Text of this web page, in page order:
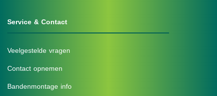
Service & Contact
Veelgestelde vragen
Contact opnemen
Bandenmontage info